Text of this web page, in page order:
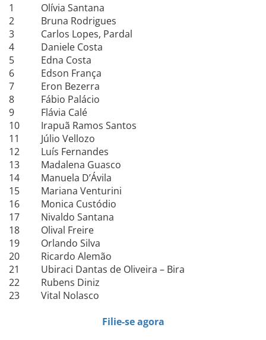
1
Olívia Santana
2
Bruna Rodrigues
3
Carlos Lopes, Pardal
4
Daniele Costa
5
Edna Costa
6
Edson França
7
Eron Bezerra
8
Fábio Palácio
9
Flávia Calé
10
Irapuã Ramos Santos
11
Júlio Vellozo
12
Luís Fernandes
13
Madalena Guasco
14
Manuela D’Ávila
15
Mariana Venturini
16
Monica Custódio
17
Nivaldo Santana
18
Olival Freire
19
Orlando Silva
20
Ricardo Alemão
21
Ubiraci Dantas de Oliveira – Bira
22
Rubens Diniz
23
Vital Nolasco
Filie-se agora